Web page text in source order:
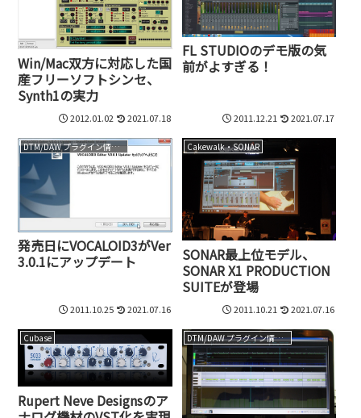
Win/Mac双方に対応した国
産フリーソフトシンセ、
Synth1の実力
2012.01.02 2021.07.18
FL STUDIOのデモ版の気
前がよすぎる！
2011.12.21 2021.07.17
DTM/DAW プラグイン情報（VST AU AAX）
発売日にVOCALOID3がVer
3.0.1にアップデート
2011.10.25 2021.07.16
Cakewalk・SONAR
SONAR最上位モデル、
SONAR X1 PRODUCTION
SUITEが登場
2011.10.21 2021.07.16
Cubase
Rupert Neve Designsのア
DTM/DAW プラグイン情報（VST AU AAX）